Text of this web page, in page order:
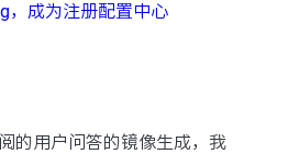
，成为注册配置中心
的用户问答的镜像生成，我